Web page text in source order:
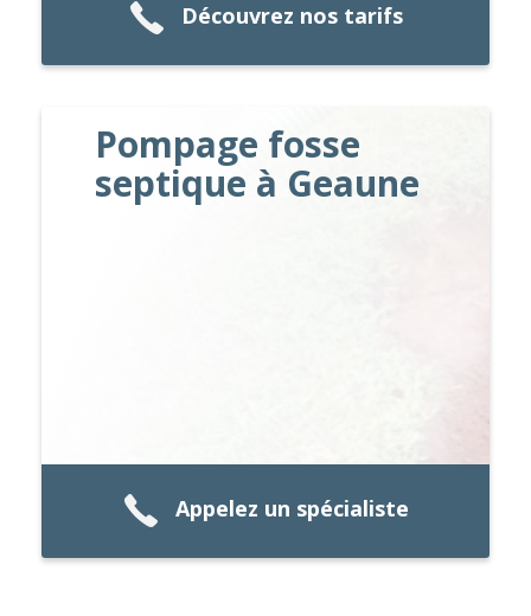
Découvrez nos tarifs
Pompage fosse
septique à Geaune
Appelez un spécialiste